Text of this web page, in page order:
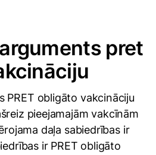
pret
PRET obligāto vakcināciju
pieejamajām vakcīnām
daļa sabiedrības ir
ir PRET obligāto